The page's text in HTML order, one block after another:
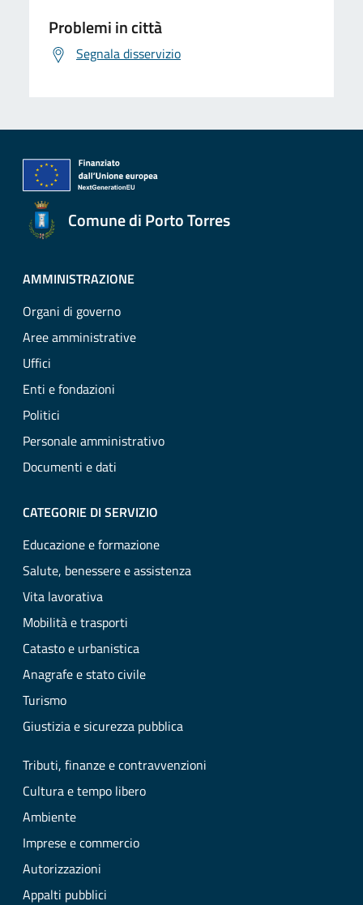
Problemi in città
Segnala disservizio
Comune di Porto Torres
AMMINISTRAZIONE
Organi di governo
Aree amministrative
Uffici
Enti e fondazioni
Politici
Personale amministrativo
Documenti e dati
CATEGORIE DI SERVIZIO
Educazione e formazione
Salute, benessere e assistenza
Vita lavorativa
Mobilità e trasporti
Catasto e urbanistica
Anagrafe e stato civile
Turismo
Giustizia e sicurezza pubblica
Tributi, finanze e contravvenzioni
Cultura e tempo libero
Ambiente
Imprese e commercio
Autorizzazioni
Appalti pubblici